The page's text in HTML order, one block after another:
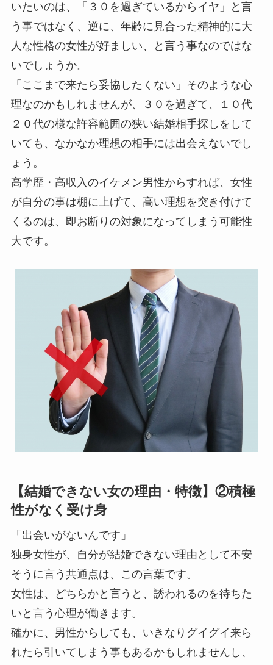
いたいのは、「３０を過ぎているからイヤ」と言
う事ではなく、逆に、年齢に見合った精神的に大
人な性格の女性が好ましい、と言う事なのではな
いでしょうか。
「ここまで来たら妥協したくない」そのような心
理なのかもしれませんが、３０を過ぎて、１０代
２０代の様な許容範囲の狭い結婚相手探しをして
いても、なかなか理想の相手には出会えないでし
ょう。
高学歴・高収入のイケメン男性からすれば、女性
が自分の事は棚に上げて、高い理想を突き付けて
くるのは、即お断りの対象になってしまう可能性
大です。
【結婚できない女の理由・特徴】②積極
性がなく受け身
「出会いがないんです」
独身女性が、自分が結婚できない理由として不安
そうに言う共通点は、この言葉です。
女性は、どちらかと言うと、誘われるのを待ちた
いと言う心理が働きます。
確かに、男性からしても、いきなりグイグイ来ら
れたら引いてしまう事もあるかもしれませんし、